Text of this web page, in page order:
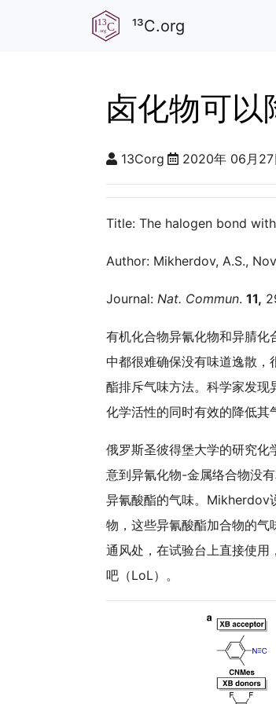
¹³C.org
卤化物可以
13Corg 2020年 06月27
Title: The halogen bond
Author: Mikherdov, A.S.,
Journal: Nat. Commun. 11,
有机化合物异氰化物和异腈
中都很难确保没有味道逸散
酯排斥气味方法。科学家发
化学活性的同时有效的降低其
俄罗斯圣彼得堡大学的研究
意到异氰化物-金属络合物没
异氰酸酯的气味。Mikherdov
物，这些异氰酸酯加合物的
通风处，在试验台上直接使用
吧（LoL）。